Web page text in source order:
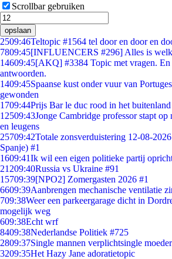
Scrollbar gebruiken
opslaan
2509:46Teltopic #1564 tel door en door en
7809:45[INFLUENCERS #296] Alles is
14609:45[AKQ] #3384 Topic met vragen. En
antwoorden.
1409:45Spaanse kust onder vuur van
gewonden
1709:44Prijs Bar le duc rood in het buitenland
12509:43Jonge Cambridge professor stapt op
en leugens
25709:42Totale zonsverduistering 12-08-
Spanje) #1
1609:41Ik wil een eigen politieke partij
21209:40Russia vs Ukraine #91
15709:39[NPO2] Zomergasten 2026 #1
6609:39Aanbrengen mechanische ventilatie
709:38Weer een parkeergarage dicht in
mogelijk weg
609:38Echt wrf
8409:38Nederlandse Politiek #725
2809:37Single mannen verplichtsingle
3209:35Het Hazy Jane adoratietopic